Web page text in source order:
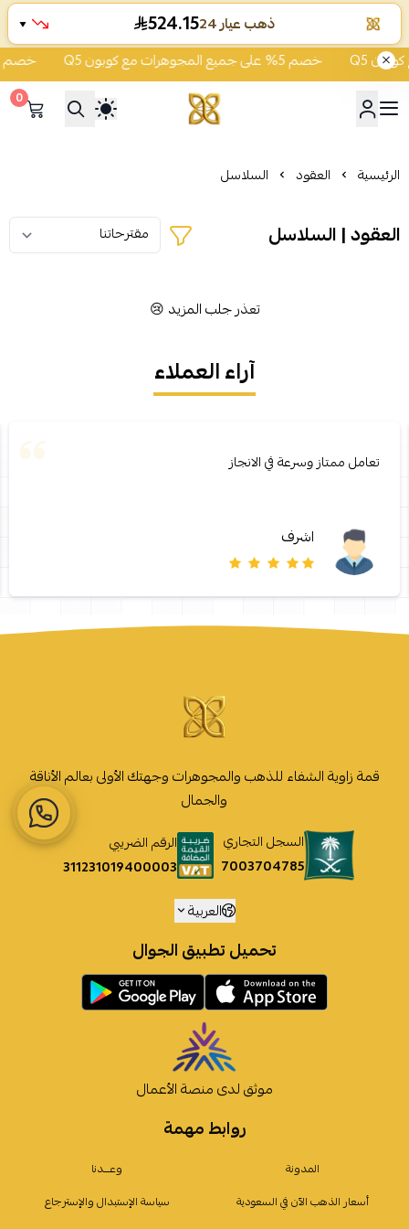
خصم 5% على جميع المجوهرات مع كوبون Q5 خصم 5% على جميع المجوهرات مع كوبون Q5
شركة قمة زاوية الشفاء
0
الرئيسية العقود السلاسل
العقود | السلاسل
تعذر جلب المزيد 😢
آراء العملاء
تعامل ممتاز وسرعة في الانجاز
اشرف
روابط مهمة
المدونة
وعـــدنا
أسعار الذهب الآن في السعودية
سياسة الإستبدال والإسترجاع
قمة زاوية الشفاء للذهب والمجوهرات وجهتك الأولى بعالم الأناقة
والجمال
السجل التجاري
7003704785
الرقم الضريبي
311231019400003
العربية
تحميل تطبيق الجوال
موثق لدى منصة الأعمال
ذهب عيار 24 524.15
▼